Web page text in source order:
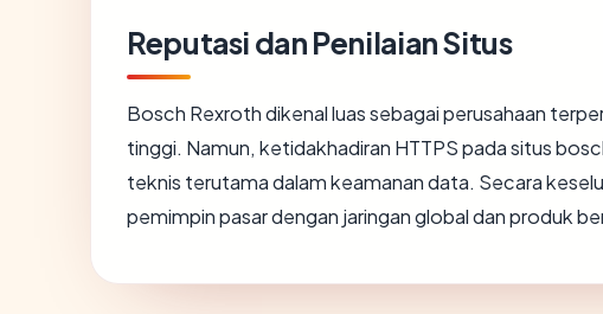
Reputasi dan Penilaian Situs
Bosch Rexroth dikenal luas sebagai perusahaan
tinggi. Namun, ketidakhadiran HTTPS pada situs
teknis terutama dalam keamanan data. Secara
pemimpin pasar dengan jaringan global dan produk